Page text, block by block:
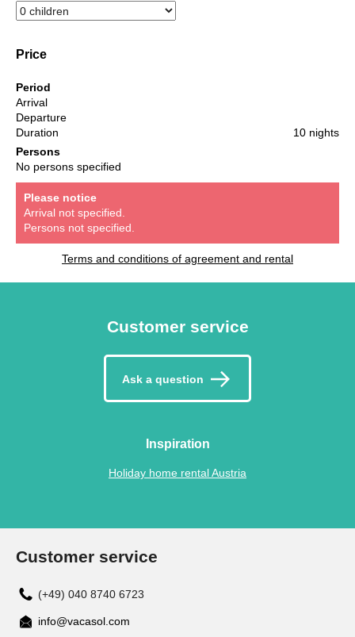
Price
Period
Arrival
Departure
Duration
10 nights
Persons
No persons specified
Please notice
Arrival not specified.
Persons not specified.
Terms and conditions of agreement and rental
Customer service
Ask a question
Inspiration
Holiday home rental Austria
Customer service
(+49) 040 8740 6723
info@vacasol.com